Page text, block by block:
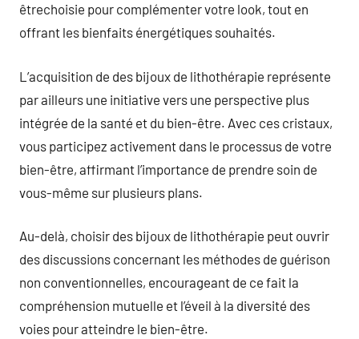
êtrechoisie pour complémenter votre look, tout en
offrant les bienfaits énergétiques souhaités.
L’acquisition de des bijoux de lithothérapie représente
par ailleurs une initiative vers une perspective plus
intégrée de la santé et du bien-être. Avec ces cristaux,
vous participez activement dans le processus de votre
bien-être, affirmant l’importance de prendre soin de
vous-même sur plusieurs plans.
Au-delà, choisir des bijoux de lithothérapie peut ouvrir
des discussions concernant les méthodes de guérison
non conventionnelles, encourageant de ce fait la
compréhension mutuelle et l’éveil à la diversité des
voies pour atteindre le bien-être.